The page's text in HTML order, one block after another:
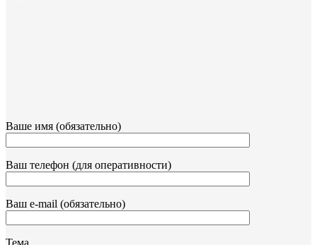
Ваше имя (обязательно)
Ваш телефон (для оперативности)
Ваш e-mail (обязательно)
Тема